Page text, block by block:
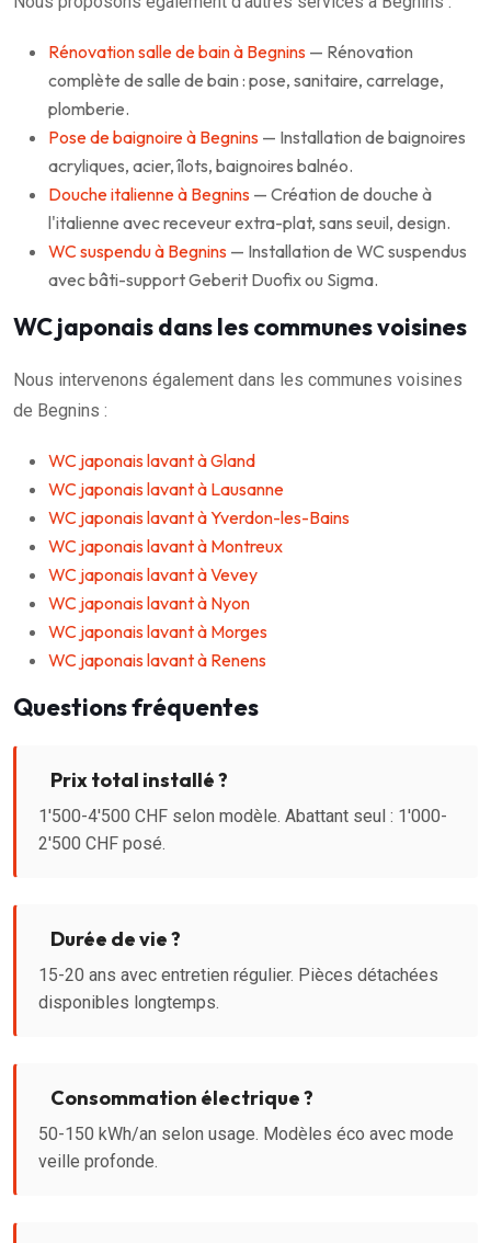
Rénovation salle de bain à Begnins — Rénovation
complète de salle de bain : pose, sanitaire, carrelage,
plomberie.
Pose de baignoire à Begnins — Installation de baignoires
acryliques, acier, îlots, baignoires balnéo.
Douche italienne à Begnins — Création de douche à
l'italienne avec receveur extra-plat, sans seuil, design.
WC suspendu à Begnins — Installation de WC suspendus
avec bâti-support Geberit Duofix ou Sigma.
WC japonais dans les communes voisines
Nous intervenons également dans les communes voisines
de Begnins :
WC japonais lavant à Gland
WC japonais lavant à Lausanne
WC japonais lavant à Yverdon-les-Bains
WC japonais lavant à Montreux
WC japonais lavant à Vevey
WC japonais lavant à Nyon
WC japonais lavant à Morges
WC japonais lavant à Renens
Questions fréquentes
Prix total installé ?
1'500-4'500 CHF selon modèle. Abattant seul : 1'000-
2'500 CHF posé.
Durée de vie ?
15-20 ans avec entretien régulier. Pièces détachées
disponibles longtemps.
Consommation électrique ?
50-150 kWh/an selon usage. Modèles éco avec mode
veille profonde.